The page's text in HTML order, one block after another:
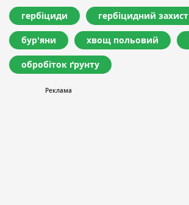
гербіциди гербіцидний захист
бур'яни хвощ польовий
обробіток ґрунту